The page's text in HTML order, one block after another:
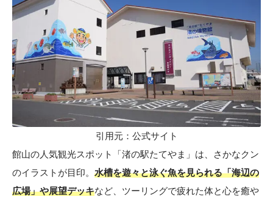
引用元： 公式サイト
館山の人気観光スポット「渚の駅たてやま」は、さかなクン
のイラストが目印。 水槽を遊々と泳ぐ魚を見られる「海辺の
広場」や展望デッキなど、ツーリングで疲れた体と心を癒や